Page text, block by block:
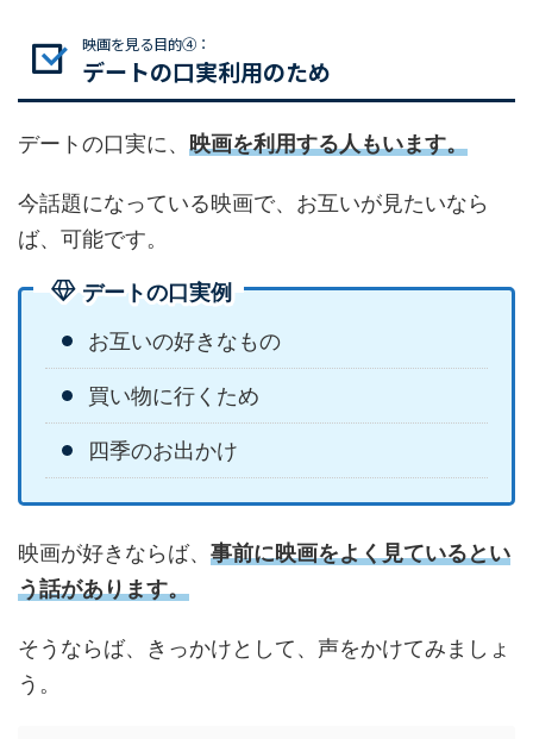
映画を見る目的④：
デートの口実利用のため
デートの口実に、 映画を利用する人もいます。
今話題になっている映画で、お互いが見たいなら
ば、可能です。
デートの口実例
お互いの好きなもの
買い物に行くため
四季のお出かけ
映画が好きならば、 事前に映画をよく見ているとい
う話があります。
そうならば、きっかけとして、声をかけてみましょ
う。